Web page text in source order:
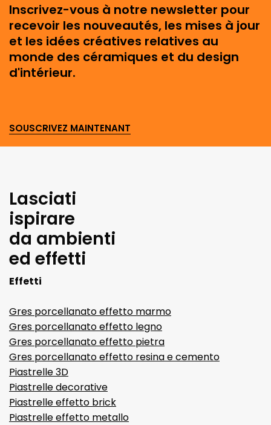
Inscrivez-vous à notre newsletter pour
recevoir les nouveautés, les mises à jour
et les idées créatives relatives au
monde des céramiques et du design
d'intérieur.
SOUSCRIVEZ MAINTENANT
Lasciati
ispirare
da ambienti
ed effetti
Effetti
Gres porcellanato effetto marmo
Gres porcellanato effetto legno
Gres porcellanato effetto pietra
Gres porcellanato effetto resina e cemento
Piastrelle 3D
Piastrelle decorative
Piastrelle effetto brick
Piastrelle effetto metallo